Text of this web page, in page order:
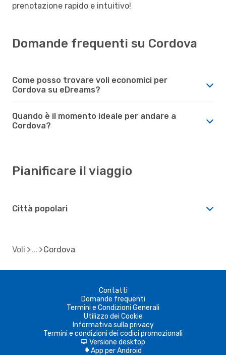
prenotazione rapido e intuitivo!
Domande frequenti su Cordova
Come posso trovare voli economici per
Cordova su eDreams?
Quando è il momento ideale per andare a
Cordova?
Pianificare il viaggio
Città popolari
Voli Cordova
Contatti
Domande frequenti
Termini e Condizioni Generali
Utilizzo dei Cookie
Informativa sulla privacy
Termini e condizioni dei codici promozionali
d Versione desktop
A App per Android